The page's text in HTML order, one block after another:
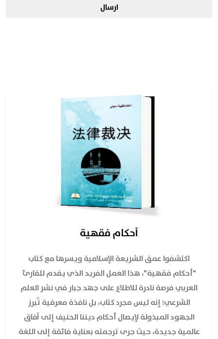
ارسال
أحكام فقهية
اكتشفوا عمق الشريعة الإسلامية ويسرها مع كتاب
"أحكام فقهية"، هذا العمل الفريد الذي يقدم للقارئ
العربي فرصة نادرة للاطلاع على جهد جبار في نشر العلم
الشرعي؛ إنه ليس مجرد كتاب، بل نافذة معرفية تُبرز
الجهود المبذولة لإيصال أحكام ديننا الحنيف إلى آفاق
عالمية جديدة، حيث جرى ترجمته بعناية فائقة إلى اللغة